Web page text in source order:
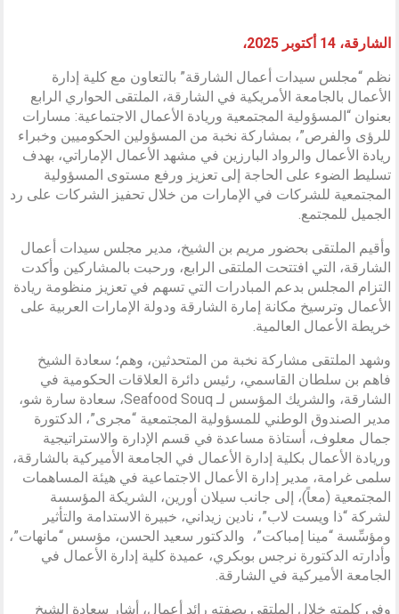
الشارقة، 14 أكتوبر 2025،
نظم “مجلس سيدات أعمال الشارقة” بالتعاون مع كلية إدارة
الأعمال بالجامعة الأمريكية في الشارقة، الملتقى الحواري الرابع
بعنوان “المسؤولية المجتمعية وريادة الأعمال الاجتماعية: مسارات
للرؤى والفرص”، بمشاركة نخبة من المسؤولين الحكوميين وخبراء
ريادة الأعمال والرواد البارزين في مشهد الأعمال الإماراتي، بهدف
تسليط الضوء على الحاجة إلى تعزيز ورفع مستوى المسؤولية
المجتمعية للشركات في الإمارات من خلال تحفيز الشركات على رد
الجميل للمجتمع.
وأقيم الملتقى بحضور مريم بن الشيخ، مدير مجلس سيدات أعمال
الشارقة، التي افتتحت الملتقى الرابع، ورحبت بالمشاركين وأكدت
التزام المجلس بدعم المبادرات التي تسهم في تعزيز منظومة ريادة
الأعمال وترسيخ مكانة إمارة الشارقة ودولة الإمارات العربية على
خريطة الأعمال العالمية.
وشهد الملتقى مشاركة نخبة من المتحدثين، وهم؛ سعادة الشيخ
فاهم بن سلطان القاسمي، رئيس دائرة العلاقات الحكومية في
الشارقة، والشريك المؤسس لـ Seafood Souq، سعادة سارة شو،
مدير الصندوق الوطني للمسؤولية المجتمعية “مجرى”، الدكتورة
جمال معلوف، أستاذة مساعدة في قسم الإدارة والاستراتيجية
وريادة الأعمال بكلية إدارة الأعمال في الجامعة الأميركية بالشارقة،
سلمى غرامة، مدير إدارة الأعمال الاجتماعية في هيئة المساهمات
المجتمعية (معاً)، إلى جانب سيلان أورين، الشريكة المؤسسة
لشركة “ذا ويست لاب”، نادين زيداني، خبيرة الاستدامة والتأثير
ومؤسِّسة “مينا إمباكت”، والدكتور سعيد الحسن، مؤسس “مانهات”،
وأدارته الدكتورة نرجس بوبكري، عميدة كلية إدارة الأعمال في
الجامعة الأميركية في الشارقة.
وفي كلمته خلال الملتقى بصفته رائد أعمال، أشار سعادة الشيخ